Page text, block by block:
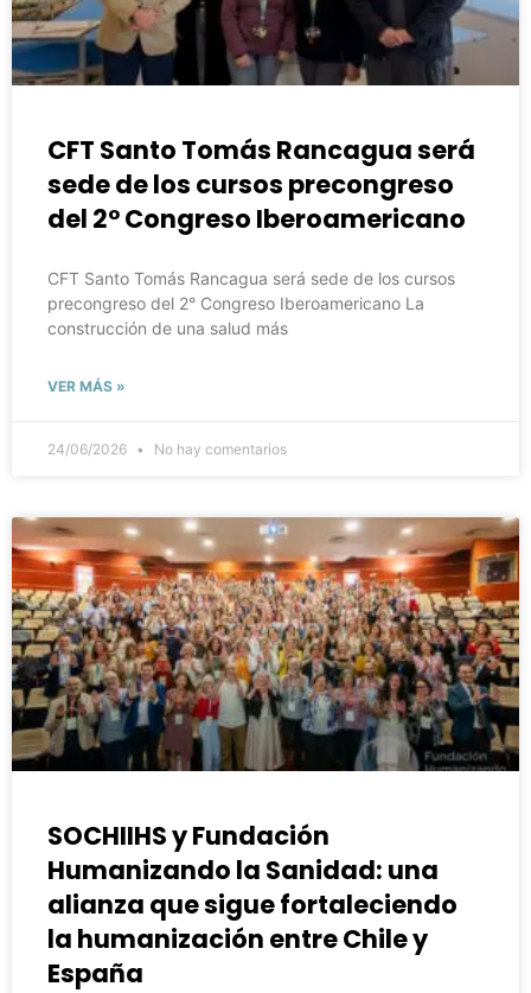
CFT Santo Tomás Rancagua será
sede de los cursos precongreso
del 2° Congreso Iberoamericano
CFT Santo Tomás Rancagua será sede de los cursos
precongreso del 2° Congreso Iberoamericano La
construcción de una salud más
VER MÁS »
24/06/2026 No hay comentarios
SOCHIIHS y Fundación
Humanizando la Sanidad: una
alianza que sigue fortaleciendo
la humanización entre Chile y
España